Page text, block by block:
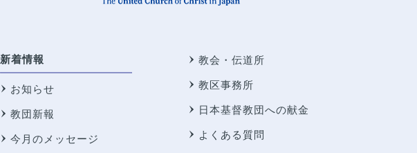
新着情報
お知らせ
教団新報
今月のメッセージ
教会・伝道所
教区事務所
日本基督教団への献金
よくある質問